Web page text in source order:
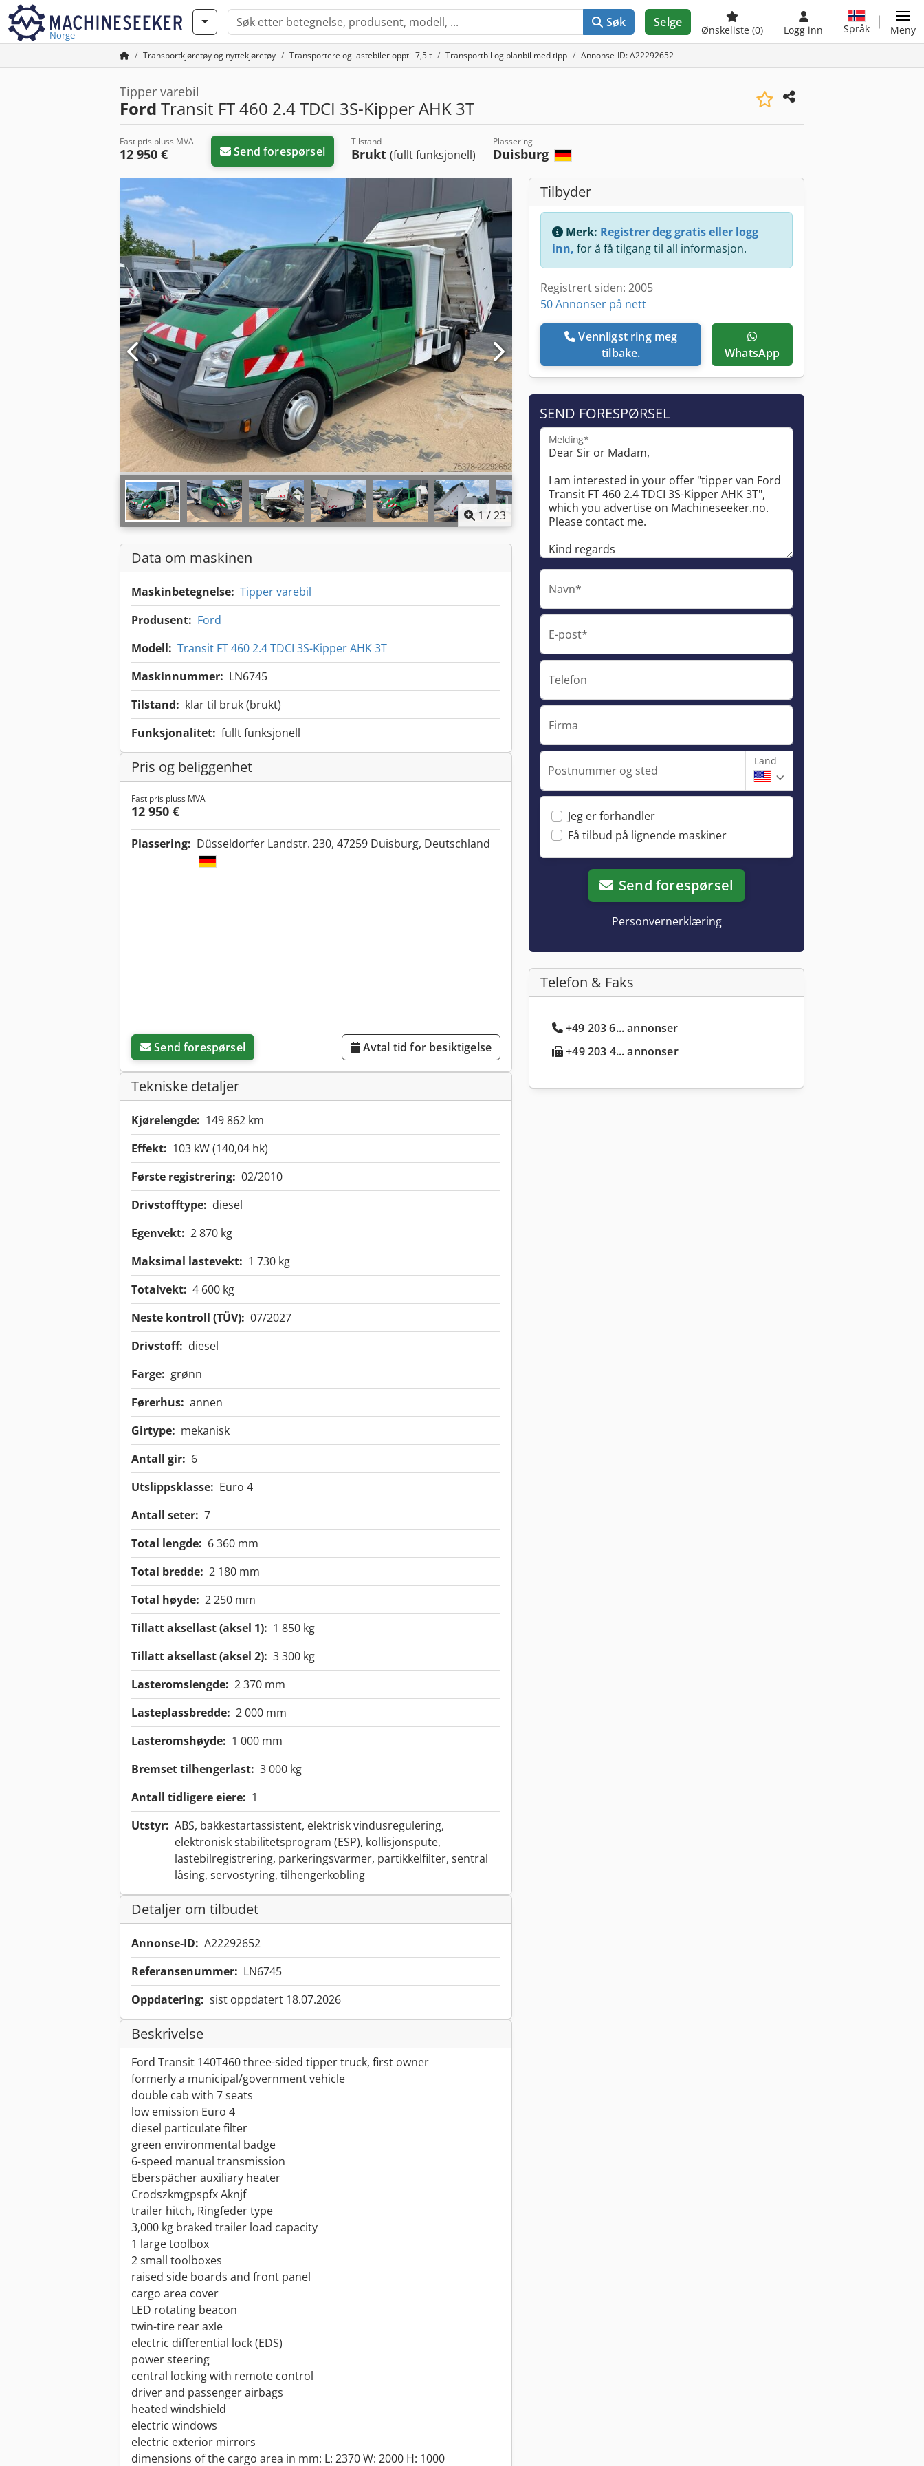
Norge
Søk Selge
Ønskeliste (0) Logg inn Språk Meny
Transportkjøretøy og nyttekjøretøy Transportere og lastebiler opptil 7,5 t Transportbil og planbil med tipp Annonse-ID: A22292652
Tipper varebil
Ford Transit FT 460 2.4 TDCI 3S-Kipper AHK 3T
Fast pris pluss MVA
12 950 € Send forespørsel
Tilstand
Brukt (fullt funksjonell)
Plassering
Duisburg
1 /23
Data om maskinen
Maskinbetegnelse: Tipper varebil
Produsent: Ford
Modell: Transit FT 460 2.4 TDCI 3S-Kipper AHK 3T
Maskinnummer: LN6745
Tilstand: klar til bruk (brukt)
Funksjonalitet: fullt funksjonell
Pris og beliggenhet
Fast pris pluss MVA
12 950 €
Plassering: Düsseldorfer Landstr. 230, 47259 Duisburg, Deutschland
Send forespørsel Avtal tid for besiktigelse
Tekniske detaljer
Kjørelengde: 149 862 km
Effekt: 103 kW (140,04 hk)
Første registrering: 02/2010
Drivstofftype: diesel
Egenvekt: 2 870 kg
Maksimal lastevekt: 1 730 kg
Totalvekt: 4 600 kg
Neste kontroll (TÜV): 07/2027
Drivstoff: diesel
Farge: grønn
Førerhus: annen
Girtype: mekanisk
Antall gir: 6
Utslippsklasse: Euro 4
Antall seter: 7
Total lengde: 6 360 mm
Total bredde: 2 180 mm
Total høyde: 2 250 mm
Tillatt aksellast (aksel 1): 1 850 kg
Tillatt aksellast (aksel 2): 3 300 kg
Lasteromslengde: 2 370 mm
Lasteplassbredde: 2 000 mm
Lasteromshøyde: 1 000 mm
Bremset tilhengerlast: 3 000 kg
Antall tidligere eiere: 1
Utstyr: ABS, bakkestartassistent, elektrisk vindusregulering,
elektronisk stabilitetsprogram (ESP), kollisjonspute,
lastebilregistrering, parkeringsvarmer, partikkelfilter, sentral
låsing, servostyring, tilhengerkobling
Detaljer om tilbudet
Annonse-ID: A22292652
Referansenummer: LN6745
Oppdatering: sist oppdatert 18.07.2026
Beskrivelse
Ford Transit 140T460 three-sided tipper truck, first owner
formerly a municipal/government vehicle
double cab with 7 seats
low emission Euro 4
diesel particulate filter
green environmental badge
6-speed manual transmission
Eberspächer auxiliary heater
Crodszkmgpspfx Aknjf
trailer hitch, Ringfeder type
3,000 kg braked trailer load capacity
1 large toolbox
2 small toolboxes
raised side boards and front panel
cargo area cover
LED rotating beacon
twin-tire rear axle
electric differential lock (EDS)
power steering
central locking with remote control
driver and passenger airbags
heated windshield
electric windows
electric exterior mirrors
dimensions of the cargo area in mm: L: 2370 W: 2000 H: 1000
Tilbyder
Merk: Registrer deg gratis eller logg
inn, for å få tilgang til all informasjon.
Registrert siden: 2005
50 Annonser på nett
Vennligst ring meg
tilbake.
WhatsApp
SEND FORESPØRSEL
Melding*
Navn*
E-post*
Telefon
Firma
Postnummer og sted
Land
Jeg er forhandler
Få tilbud på lignende maskiner
Send forespørsel
Personvernerklæring
Telefon & Faks
+49 203 6... annonser
+49 203 4... annonser